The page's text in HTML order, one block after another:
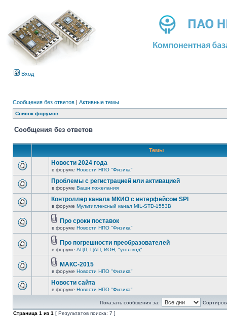
Вход
Сообщения без ответов | Активные темы
Список форумов
Сообщения без ответов
Темы
Новости 2024 года
в форуме Новости НПО "Физика"
Проблемы с регистрацией или активацией
в форуме Ваши пожелания
Контроллер канала МКИО с интерфейсом SPI
в форуме Мультиплексный канал MIL-STD-1553B
Про сроки поставок
в форуме Новости НПО "Физика"
Про погрешности преобразователей
в форуме АЦП, ЦАП, ИОН, "угол-код"
МАКС-2015
в форуме Новости НПО "Физика"
Новости сайта
в форуме Новости НПО "Физика"
Показать сообщения за:
Страница 1 из 1 [ Результатов поиска: 7 ]